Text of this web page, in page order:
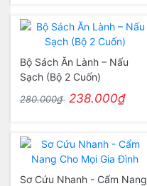
Bộ Sách Ăn Lành – Nấu
Sạch (Bộ 2 Cuốn)
280.000₫ 238.000₫
Sơ Cứu Nhanh - Cẩm Nang